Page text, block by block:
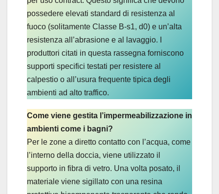
possedere elevati standard di resistenza al
fuoco (solitamente Classe B-s1, d0) e un’alta
resistenza all’abrasione e al lavaggio. I
produttori citati in questa rassegna forniscono
supporti specifici testati per resistere al
calpestio o all’usura frequente tipica degli
ambienti ad alto traffico.
Come viene gestita l’impermeabilizzazione in
ambienti come i bagni?
Per le zone a diretto contatto con l’acqua, come
l’interno della doccia, viene utilizzato il
supporto in fibra di vetro. Una volta posato, il
materiale viene sigillato con una resina